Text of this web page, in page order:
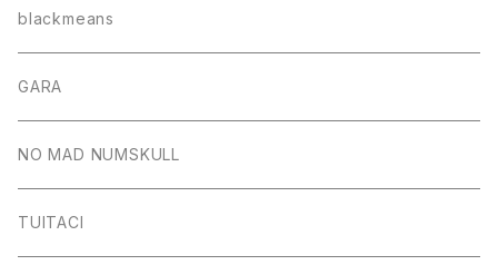
blackmeans
GARA
NO MAD NUMSKULL
TUITACI